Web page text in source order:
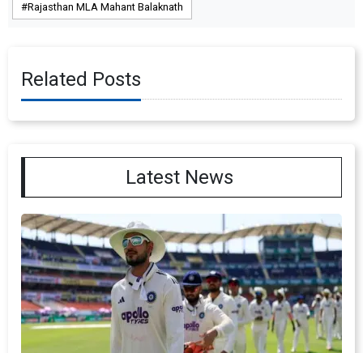
Rajasthan MLA Mahant Balaknath
Related Posts
Latest News